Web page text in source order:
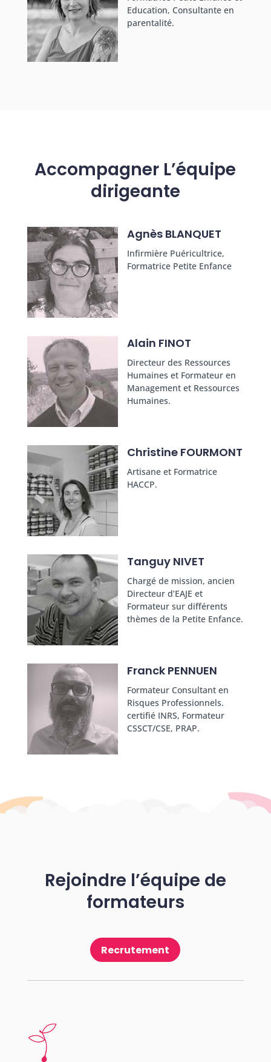
Education, Consultante en
parentalité.
Accompagner L’équipe
dirigeante
Agnès BLANQUET
Infirmière Puéricultrice,
Formatrice Petite Enfance
Alain FINOT
Directeur des Ressources
Humaines et Formateur en
Management et Ressources
Humaines.
Christine FOURMONT
Artisane et Formatrice
HACCP.
Tanguy NIVET
Chargé de mission, ancien
Directeur d’EAJE et
Formateur sur différents
thèmes de la Petite Enfance.
Franck PENNUEN
Formateur Consultant en
Risques Professionnels.
certifié INRS, Formateur
CSSCT/CSE, PRAP.
Rejoindre l’équipe de
formateurs
Recrutement